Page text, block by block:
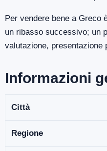
Per vendere bene a Greco
un ribasso successivo; un
valutazione, presentazione
Informazioni
Città
Regione